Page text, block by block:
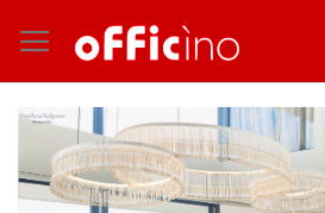
ン
テ
ン
に
キ
ッ